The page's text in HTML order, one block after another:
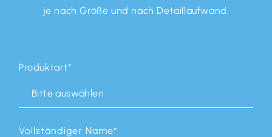
je nach Größe und nach Detaillaufwand.
Produktart*
Vollständiger Name*